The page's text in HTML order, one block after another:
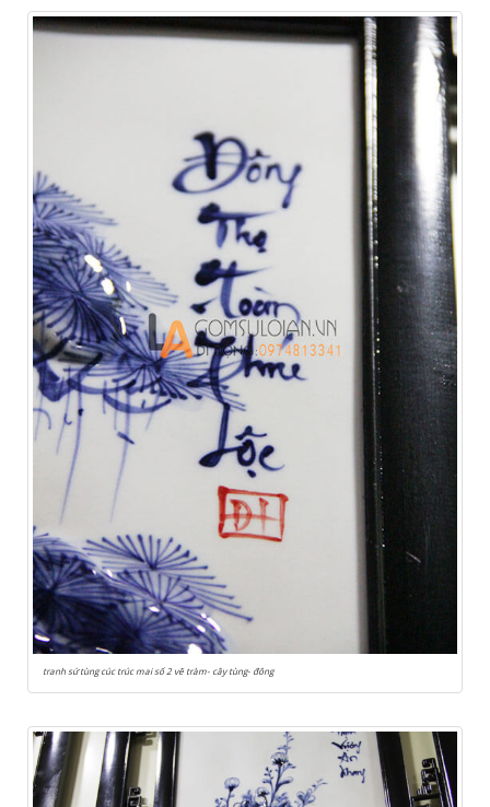
tranh sứ tùng cúc trúc mai số 2 vẽ tràm- cây tùng- đông